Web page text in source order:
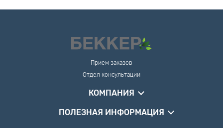
Прием заказов
Отдел консультации
КОМПАНИЯ
ПОЛЕЗНАЯ ИНФОРМАЦИЯ